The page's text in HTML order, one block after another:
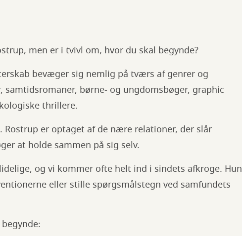
men er i tvivl om, hvor du skal begynde?
bevæger sig nemlig på tværs af genrer og
samtidsromaner, børne- og ungdomsbøger, graphic
thrillere.
er optaget af de nære relationer, der slår
at holde sammen på sig selv.
og vi kommer ofte helt ind i sindets afkroge. Hun
eller stille spørgsmålstegn ved samfundets